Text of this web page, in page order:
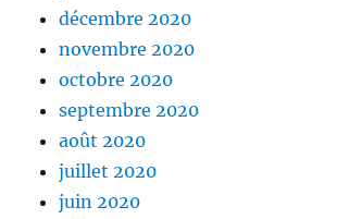
décembre 2020
novembre 2020
octobre 2020
septembre 2020
août 2020
juillet 2020
juin 2020